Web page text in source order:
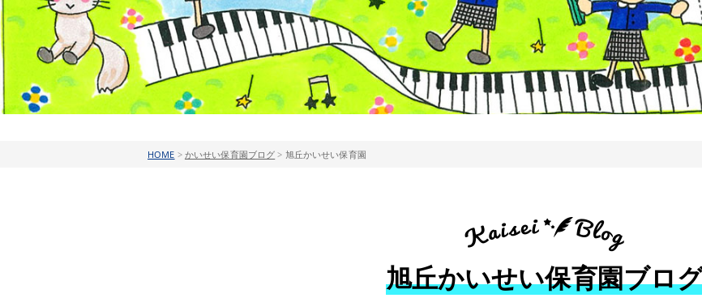
HOME > かいせい保育園ブログ > 旭丘かいせい保育園
旭丘かいせい保育園ブロ